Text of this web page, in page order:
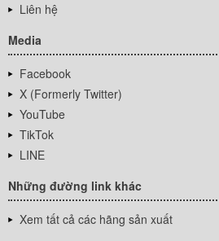
Liên hệ
Media
Facebook
X (Formerly Twitter)
YouTube
TikTok
LINE
Những đường link khác
Xem tất cả các hãng sản xuất